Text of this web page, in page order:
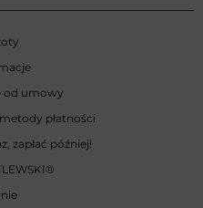
od umowy
płatności
zapłać później!
®